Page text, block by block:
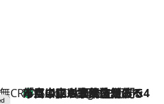
CREA'S CHOICE
6 Hours Ago
「立川にも歌舞伎があるんだよ」 片岡仁左衛門・市川中車ら豪華座組みで4年目の立川立飛歌舞伎へ